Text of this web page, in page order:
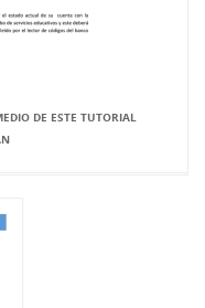
DE ESTE TUTORIAL